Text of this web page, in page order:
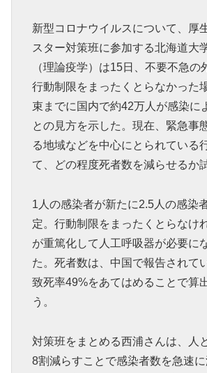
新型コロナウイルスについて、厚
スター対策班に参加する北海道大
（理論疫学）は15日、不要不急の
行動制限をまったくとらなかった
束までに国内で約42万人が感染に
との見方を示した。現在、緊急事
る地域などを中心にとられている
て、どの程度死者数を減らせるか
1人の感染者が新たに2.5人の感染
定。行動制限をまったくとらなけ
が重篤化して人工呼吸器が必要に
た。死者数は、中国で報告されて
致死率49%をあてはめることで算
う。
対策班をまとめる西浦さんは、人
8割減らすことで感染者数を急速